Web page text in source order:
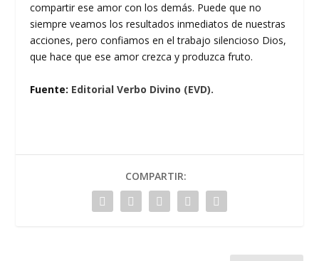
compartir ese amor con los demás. Puede que no
siempre veamos los resultados inmediatos de nuestras
acciones, pero confiamos en el trabajo silencioso Dios,
que hace que ese amor crezca y produzca fruto.
Fuente: Editorial Verbo Divino (EVD).
COMPARTIR: